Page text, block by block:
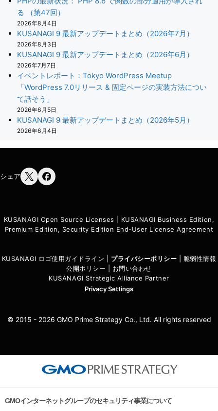
る （第47回）
2026年8月4日
KUSANAGI 9 最新アップデートまとめ（2026年7月）
2026年8月3日
KUSANAGI 9 最新アップデートまとめ（2026年6月）
2026年7月7日
イベントレポート：Tokyo WordPress Meetup
「WordPress 7.0リリース & 固定ページの実装方法につい
て話そう」
2026年6月5日
KUSANAGI 9 最新アップデートまとめ（2026年5月）
2026年6月4日
シェア
KUSANAGI Open Source Licenses
KUSANAGI Business Edition,
Premium Edition, Security Edition End-User License Agreement
KUSANAGI ロゴ使用ガイドライン プライバシーポリシー
脆弱性情報
公開ポリシー
お問い合わせ
KUSANAGI Strategic Alliance Partner
Privacy Settings
© 2015 - 2026 GMO Prime Strategy Co., Ltd. All rights reserved
GMOインターネットグループのセキュリティ事業について